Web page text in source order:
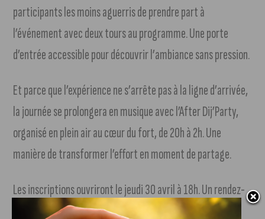
participants les moins aguerris de prendre part à
l’événement avec deux tours au programme. Une porte
d’entrée accessible pour découvrir l’ambiance sans pression.
Et parce que l’expérience ne s’arrête pas à la ligne d’arrivée,
la journée se prolongera en musique avec l’After Dij’Party,
organisé en plein air au cœur du fort, de 20h à 2h. Une
manière de transformer l’effort en moment de partage.
Les inscriptions ouvriront le jeudi 30 avril à 18h. Un rendez-
vous à ne pas manquer pour celles et ceux qui souhaitent